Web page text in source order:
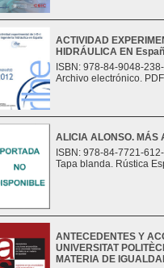
ACTIVIDAD
HIDRÁULICA EN
ISBN: 978-84-9048-
Archivo electrónico.
ALICIA ALONSO. MÁS
ISBN: 978-84-7721-
Tapa blanda. Rústica
ANTECEDENTES Y
UNIVERSITAT
MATERIA DE